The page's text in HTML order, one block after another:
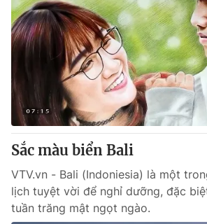
Sắc màu biển Bali
VTV.vn - Bali (Indoniesia) là một
lịch tuyệt vời để nghỉ dưỡng, đặc
tuần trăng mật ngọt ngào.